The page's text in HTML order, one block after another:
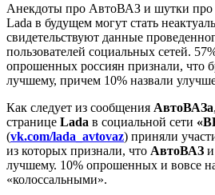
Анекдоты про АвтоВАЗ и шутки про
Lada в будущем могут стать
свидетельствуют данные
пользователей социальных сетей.
опрошенных россиян признали, что
лучшему, причем 10% назвали
Как следует из сообщения АвтоВАЗа
странице Lada в социальной сети
(vk.com/lada_avtovaz) приняли
из которых признали, что АвтоВАЗ
лучшему. 10% опрошенных и вовсе
«колоссальными».